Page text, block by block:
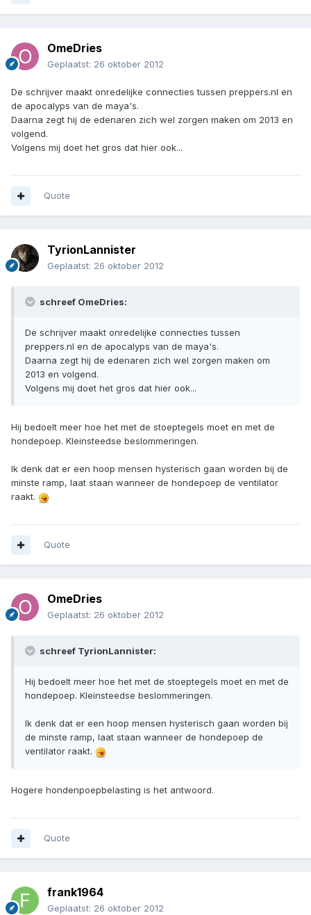
OmeDries
Geplaatst: 26 oktober 2012
De schrijver maakt onredelijke connecties tussen preppers.nl en
de apocalyps van de maya's.
Daarna zegt hij de edenaren zich wel zorgen maken om 2013 en
volgend.
Volgens mij doet het gros dat hier ook...
Quote
TyrionLannister
Geplaatst: 26 oktober 2012
schreef OmeDries:
De schrijver maakt onredelijke connecties tussen
preppers.nl en de apocalyps van de maya's.
Daarna zegt hij de edenaren zich wel zorgen maken om
2013 en volgend.
Volgens mij doet het gros dat hier ook...
Hij bedoelt meer hoe het met de stoeptegels moet en met de
hondepoep. Kleinsteedse beslommeringen.
Ik denk dat er een hoop mensen hysterisch gaan worden bij de
minste ramp, laat staan wanneer de hondepoep de ventilator
raakt.
Quote
OmeDries
Geplaatst: 26 oktober 2012
schreef TyrionLannister:
Hij bedoelt meer hoe het met de stoeptegels moet en met de
hondepoep. Kleinsteedse beslommeringen.
Ik denk dat er een hoop mensen hysterisch gaan worden bij
de minste ramp, laat staan wanneer de hondepoep de
ventilator raakt.
Hogere hondenpoepbelasting is het antwoord.
Quote
frank1964
Geplaatst: 26 oktober 2012